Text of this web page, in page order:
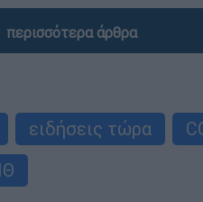
περισσότερα άρθρα
ειδήσεις τώρα